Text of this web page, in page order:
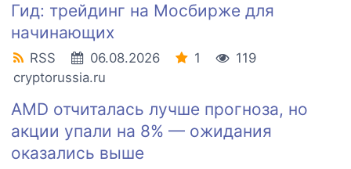
Гид: трейдинг на Мосбирже для
начинающих
RSS 06.08.2026 1
119
cryptorussia.ru
AMD отчиталась лучше прогноза, но
акции упали на 8% — ожидания
оказались выше